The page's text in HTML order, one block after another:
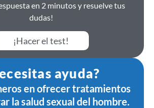
en 2 minutos y resuelve tus
dudas!
¡Hacer el test!
ayuda?
en ofrecer tratamientos
la salud sexual del hombre.